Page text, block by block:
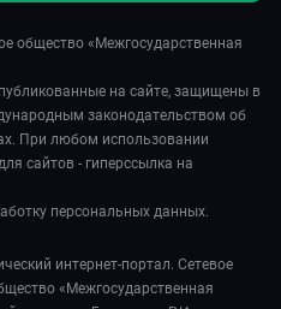
общество «Межгосударственная
на сайте, защищены в
законодательством об
При любом использовании
сайтов - гиперссылка на
персональных данных.
интернет-портал. Сетевое
«Межгосударственная